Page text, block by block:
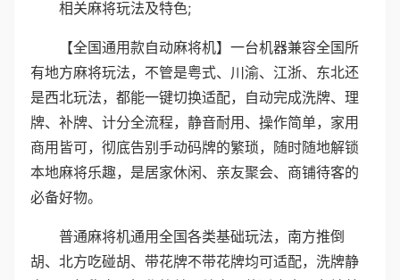
相关麻将玩法及特色;
【全国通用款自动麻将机】一台机器兼容全国所
有地方麻将玩法，不管是粤式、川渝、江浙、东北还
是西北玩法，都能一键切换适配，自动完成洗牌、理
牌、补牌、计分全流程，静音耐用、操作简单，家用
商用皆可，彻底告别手动码牌的繁琐，随时随地解锁
本地麻将乐趣，是居家休闲、亲友聚会、商铺待客的
必备好物。
普通麻将机通用全国各类基础玩法，南方推倒
胡、北方吃碰胡、带花牌不带花牌均可适配，洗牌静